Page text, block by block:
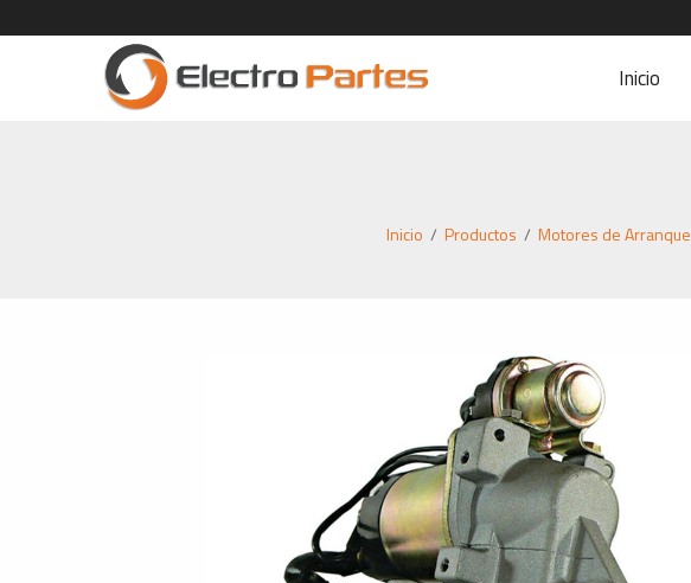
Inicio
Inicio / Productos / Motores de Arranque